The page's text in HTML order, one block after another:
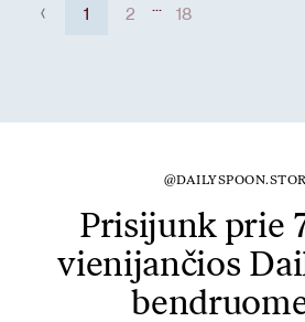
1 2 18
Prisijunk prie
vienijančios